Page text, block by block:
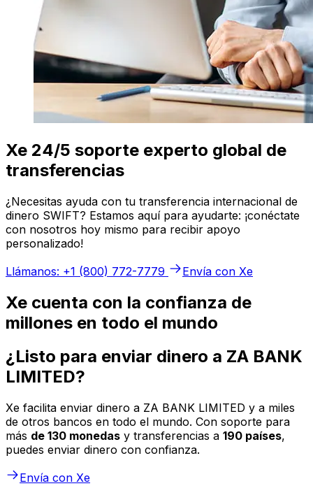
Xe 24/5 soporte experto global de
transferencias
¿Necesitas ayuda con tu transferencia internacional de
dinero SWIFT? Estamos aquí para ayudarte: ¡conéctate
con nosotros hoy mismo para recibir apoyo
personalizado!
Llámanos: +1 (800) 772-7779
Envía con Xe
Xe cuenta con la confianza de
millones en todo el mundo
¿Listo para enviar dinero a ZA BANK
LIMITED?
Xe facilita enviar dinero a ZA BANK LIMITED y a miles
de otros bancos en todo el mundo. Con soporte para
más de 130 monedas y transferencias a 190 países,
puedes enviar dinero con confianza.
Envía con Xe